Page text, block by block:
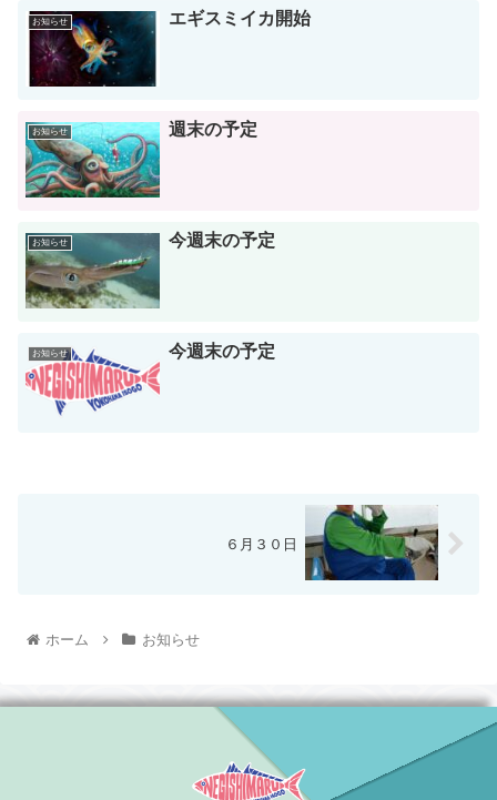
お知らせ エギスミイカ開始
お知らせ 週末の予定
お知らせ 今週末の予定
お知らせ 今週末の予定
６月３０日
ホーム お知らせ